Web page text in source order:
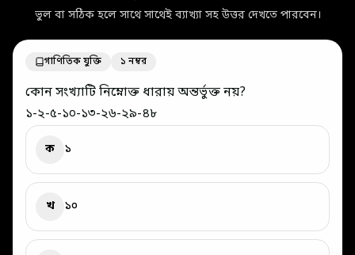
ভুল বা সঠিক হলে সাথে সাথেই ব্যাখ্যা সহ উত্তর দেখতে পারবেন।
গাণিতিক যুক্তি ১ নম্বর
কোন সংখ্যাটি নিম্নোক্ত ধারায় অন্তর্ভুক্ত নয়?
১-২-৫-১০-১৩-২৬-২৯-৪৮
ক ১
খ ১০